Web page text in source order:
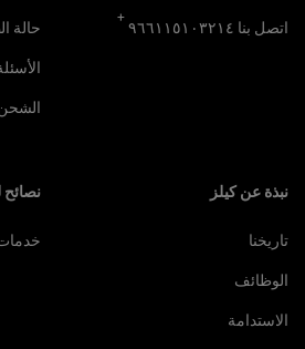
اتصل بنا ٩٦٦١١٥١٠٣٢١٤
+
حالة
الشحن
نبذة عن كيلز
تاريخنا
الوظائف
الاستدامة
نصائح
خدمات